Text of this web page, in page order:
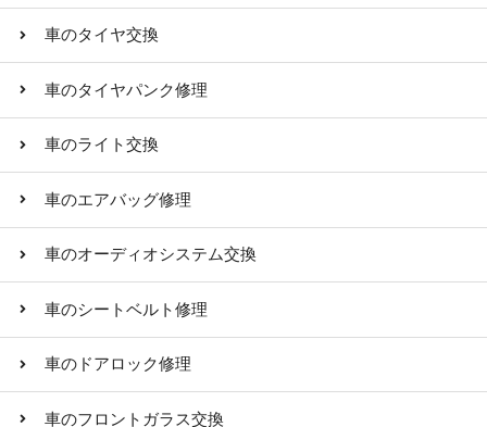
車のタイヤ交換
車のタイヤパンク修理
車のライト交換
車のエアバッグ修理
車のオーディオシステム交換
車のシートベルト修理
車のドアロック修理
車のフロントガラス交換